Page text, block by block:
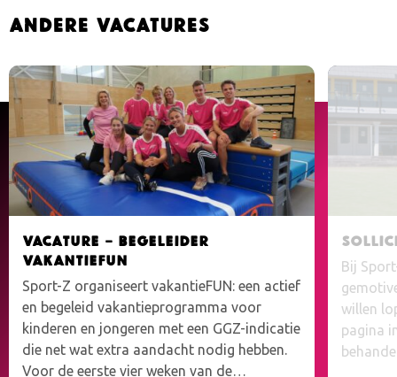
Andere vacatures
Vacature – Begeleider
VakantieFUN
Sport-Z organiseert vakantieFUN: een actief
en begeleid vakantieprogramma voor
kinderen en jongeren met een GGZ-indicatie
die net wat extra aandacht nodig hebben.
Voor de eerste vier weken van de…
Bij
willen
pagina